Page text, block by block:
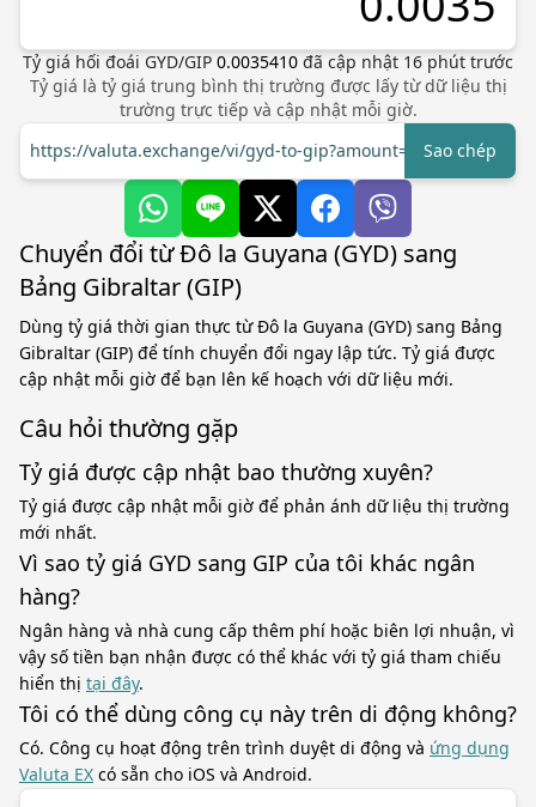
Tỷ giá hối đoái GYD/GIP 0.0035410 đã cập nhật 16 phút trước
Tỷ giá là tỷ giá trung bình thị trường được lấy từ dữ liệu thị
trường trực tiếp và cập nhật mỗi giờ.
https://valuta.exchange/vi/gyd-to-gip?amount=1
Sao chép
Chuyển đổi từ Đô la Guyana (GYD) sang
Bảng Gibraltar (GIP)
Dùng tỷ giá thời gian thực từ Đô la Guyana (GYD) sang Bảng
Gibraltar (GIP) để tính chuyển đổi ngay lập tức. Tỷ giá được
cập nhật mỗi giờ để bạn lên kế hoạch với dữ liệu mới.
Câu hỏi thường gặp
Tỷ giá được cập nhật bao thường xuyên?
Tỷ giá được cập nhật mỗi giờ để phản ánh dữ liệu thị trường
mới nhất.
Vì sao tỷ giá GYD sang GIP của tôi khác ngân
hàng?
Ngân hàng và nhà cung cấp thêm phí hoặc biên lợi nhuận, vì
vậy số tiền bạn nhận được có thể khác với tỷ giá tham chiếu
hiển thị tại đây.
Tôi có thể dùng công cụ này trên di động không?
Có. Công cụ hoạt động trên trình duyệt di động và ứng dụng
Valuta EX có sẵn cho iOS và Android.